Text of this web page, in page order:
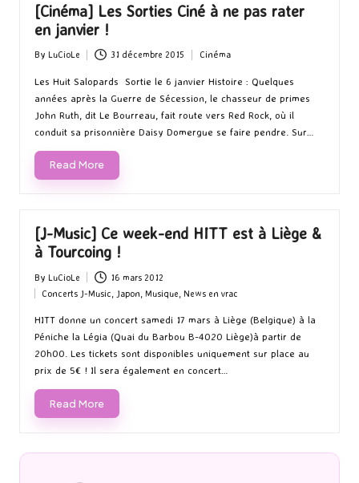
[Cinéma] Les Sorties Ciné à ne pas rater
en janvier !
Posted
by
By LuCioLe 31 décembre 2015
in
Cinéma
Les Huit Salopards Sortie le 6 janvier Histoire : Quelques
années après la Guerre de Sécession, le chasseur de primes
John Ruth, dit Le Bourreau, fait route vers Red Rock, où il
conduit sa prisonnière Daisy Domergue se faire pendre. Sur…
Read More
[J-Music] Ce week-end HITT est à Liège &
à Tourcoing !
Posted
by
By LuCioLe 16 mars 2012
Posted
in
Concerts J-Music Japon ,Musique News en vrac
HITT donne un concert samedi 17 mars à Liège (Belgique) à la
Péniche la Légia (Quai du Barbou B-4020 Liège)à partir de
20h00. Les tickets sont disponibles uniquement sur place au
prix de 5€ ! Il sera également en concert…
Read More